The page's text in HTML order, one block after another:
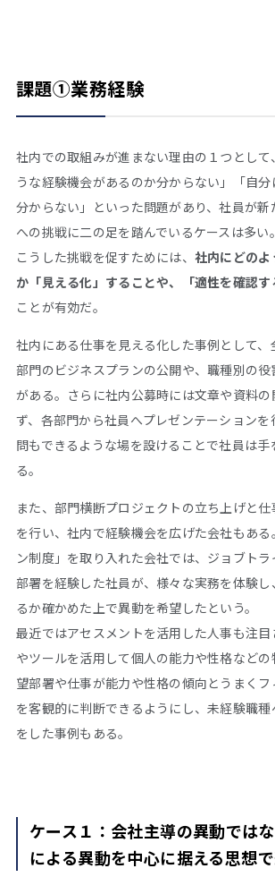
課題①業務経験
社内での取組みが進まない理由の１つとして
うな経験機会があるのか分からない」「自
分からない」といった問題があり、社員が
への挑戦に二の足を踏んでいるケースは多い。
こうした挑戦を促すためには、 社内にどの
か「見える化」することや、「適性を確認
ことが有効だ。
社内にある仕事を見える化した事例として
部門のビジネスプランの公開や、職種別の
がある。さらに社内公募時には文章や資料の
ず、各部門から社員へプレゼンテーション
問もできるような場を設けることで社員は手
る。
また、部門横断プロジェクトの立ち上げと
を行い、社内で経験機会を広げた会社もあ
ン制度」を取り入れた会社では、ジョブトラ
部署を経験した社員が、様々な実務を体験
るか確かめた上で異動を希望したという。
最近ではアセスメントを活用した人事も注
やツールを活用して個人の能力や性格など
望部署や仕事が能力や性格の傾向とうまく
を客観的に判断できるようにし、未経験職
をした事例もある。
ケース１：会社主導の異動では
による異動を中心に据える思想